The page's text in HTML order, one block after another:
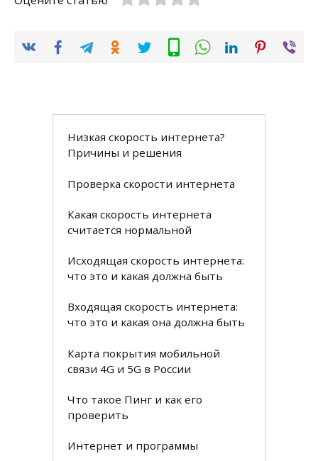
Низкая скорость интернета?
Причины и решения
Проверка скорости интернета
Какая скорость интернета
считается нормальной
Исходящая скорость интернета:
что это и какая должна быть
Входящая скорость интернета:
что это и какая она должна быть
Карта покрытия мобильной
связи 4G и 5G в России
Что такое Пинг и как его
проверить
Интернет и программы